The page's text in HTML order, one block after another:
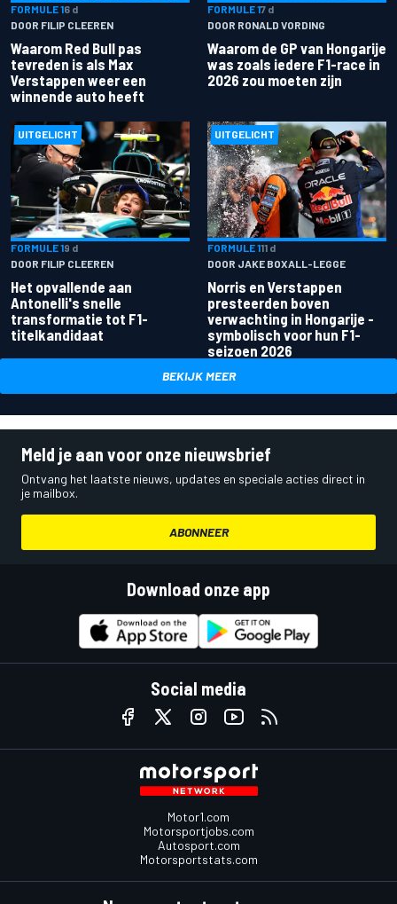
FORMULE 16 d
DOOR FILIP CLEEREN
Waarom Red Bull pas
tevreden is als Max
Verstappen weer een
winnende auto heeft
FORMULE 17 d
DOOR RONALD VORDING
Waarom de GP van Hongarije
was zoals iedere F1-race in
2026 zou moeten zijn
UITGELICHT
FORMULE 19 d
DOOR FILIP CLEEREN
Het opvallende aan
Antonelli's snelle
transformatie tot F1-
titelkandidaat
UITGELICHT
FORMULE 111 d
DOOR JAKE BOXALL-LEGGE
Norris en Verstappen
presteerden boven
verwachting in Hongarije -
symbolisch voor hun F1-
seizoen 2026
BEKIJK MEER
Meld je aan voor onze nieuwsbrief
Ontvang het laatste nieuws, updates en speciale acties direct in
je mailbox.
ABONNEER
Download onze app
Social media
Motor1.com
Motorsportjobs.com
Autosport.com
Motorsportstats.com